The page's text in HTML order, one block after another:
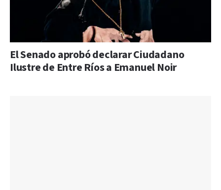
El Senado aprobó declarar Ciudadano
Ilustre de Entre Ríos a Emanuel Noir